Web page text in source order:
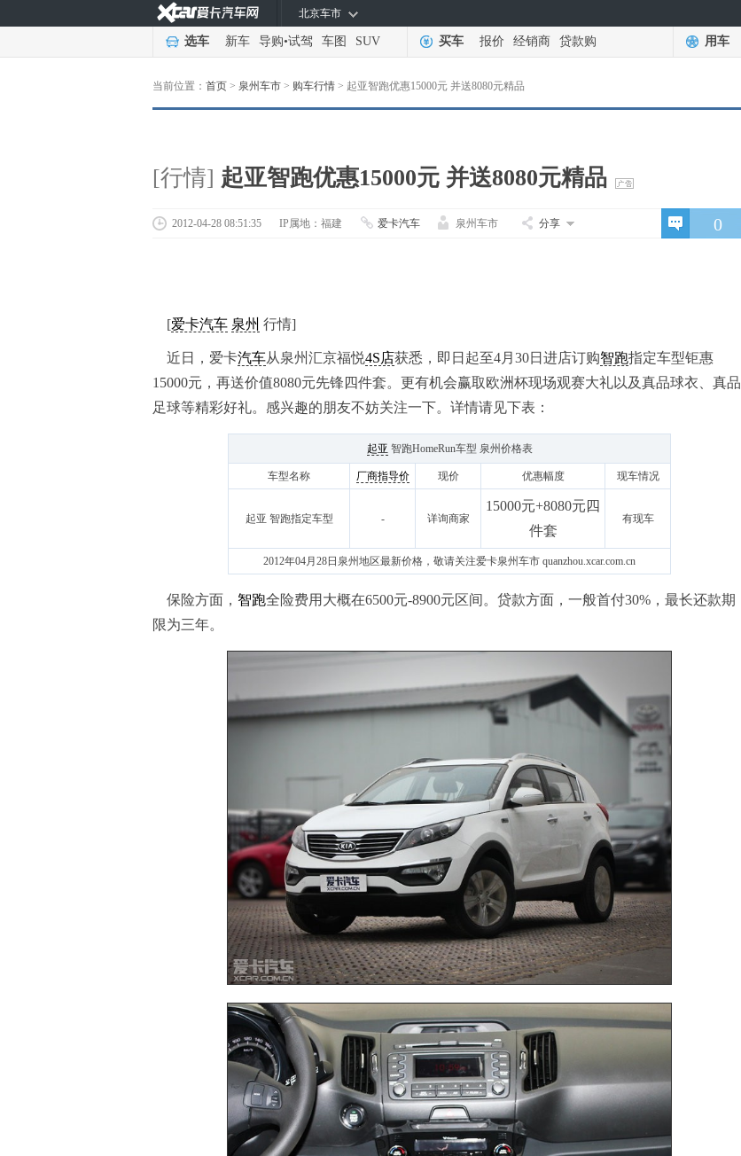
北京车市
选车 新车 导购•试驾 车图 SUV 买车 报价 经销商 贷款购 用车
当前位置： 首页 > 泉州车市 > 购车行情 > 起亚智跑优惠15000元 并送8080元精品
[行情] 起亚智跑优惠15000元 并送8080元精品
0
2012-04-28 08:51:35 IP属地：福建 爱卡汽车 泉州车市 分享
[爱卡汽车 泉州 行情]
近日，爱卡汽车从泉州汇京福悦4S店获悉，即日起至4月30日进店订购智跑指定车型钜惠
15000元，再送价值8080元先锋四件套。更有机会赢取欧洲杯现场观赛大礼以及真品球衣、真品
足球等精彩好礼。感兴趣的朋友不妨关注一下。详情请见下表：
起亚 智跑HomeRun车型 泉州价格表
车型名称 厂商指导价 现价 优惠幅度 现车情况
起亚 智跑指定车型 - 详询商家
15000元+8080元四
件套
有现车
2012年04月28日泉州地区最新价格，敬请关注爱卡泉州车市 quanzhou.xcar.com.cn
保险方面， 智跑全险费用大概在6500元-8900元区间。贷款方面，一般首付30%，最长还款期
限为三年。